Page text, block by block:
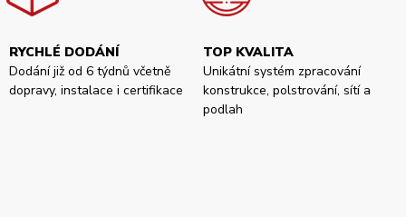
RYCHLÉ DODÁNÍ
Dodání již od 6 týdnů včetně
dopravy, instalace i certifikace
TOP KVALITA
Unikátní systém zpracování
konstrukce, polstrování, sítí a
podlah